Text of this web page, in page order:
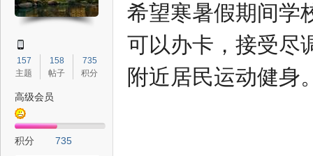
157
主题
158
帖子
735
积分
高级会员
积分 735
希望寒暑假期间学
可以办卡，接受尽
附近居民运动健身